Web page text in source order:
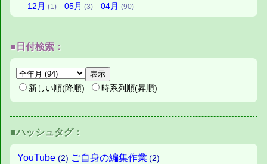
12月 (1) 05月 (3) 04月 (90)
■日付検索：
新しい順(降順) 時系列順(昇順)
■ハッシュタグ：
YouTube (2) ご自身の編集作業 (2)